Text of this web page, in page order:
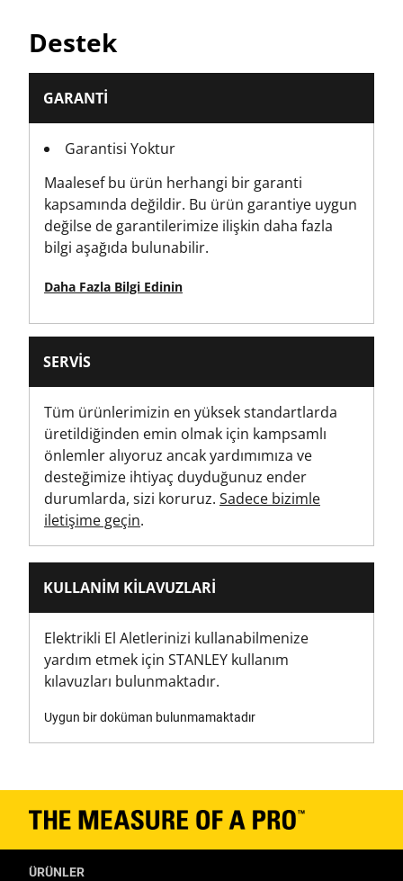
1
Ambalaj
30
Ürün Uzunluğu [mm]
320
0.2
Ürün Genişliği [mm]
50
Destek
GARANTI
Garantisi Yoktur
Maalesef bu ürün herhangi bir garanti
kapsamında değildir. Bu ürün garantiye uygun
değilse de garantilerimize ilişkin daha fazla
bilgi aşağıda bulunabilir.
Daha Fazla Bilgi Edinin
SERVIS
Tüm ürünlerimizin en yüksek standartlarda
üretildiğinden emin olmak için kampsamlı
önlemler alıyoruz ancak yardımımıza ve
desteğimize ihtiyaç duyduğunuz ender
durumlarda, sizi koruruz. Sadece bizimle
iletişime geçin.
KULLANIM KILAVUZLARI
Elektrikli El Aletlerinizi kullanabilmenize
yardım etmek için STANLEY kullanım
kılavuzları bulunmaktadır.
Uygun bir doküman bulunmamaktadır
ÜRÜNLER